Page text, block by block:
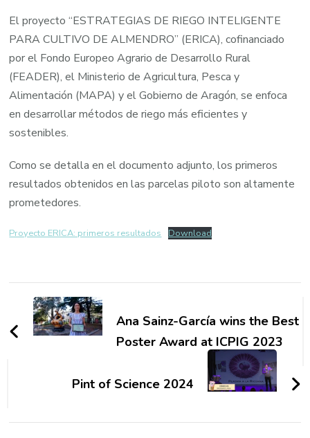
El proyecto “ESTRATEGIAS DE RIEGO INTELIGENTE
PARA CULTIVO DE ALMENDRO” (ERICA), cofinanciado
por el Fondo Europeo Agrario de Desarrollo Rural
(FEADER), el Ministerio de Agricultura, Pesca y
Alimentación (MAPA) y el Gobierno de Aragón, se enfoca
en desarrollar métodos de riego más eficientes y
sostenibles.
Como se detalla en el documento adjunto, los primeros
resultados obtenidos en las parcelas piloto son altamente
prometedores.
Proyecto ERICA: primeros resultados Download
Post
NavigationAna Sainz-García wins the Best
Poster Award at ICPIG 2023
Pint of Science 2024